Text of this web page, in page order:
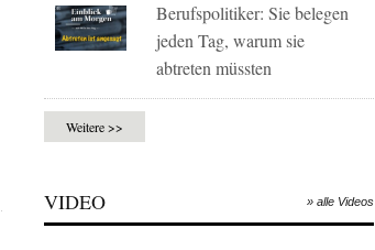
Berufspolitiker: Sie belegen
jeden Tag, warum sie
abtreten müssten
Weitere >>
VIDEO » alle Videos